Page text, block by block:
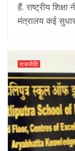
हैं. राष्ट्रीय
मंत्रालय कई
राजनीति